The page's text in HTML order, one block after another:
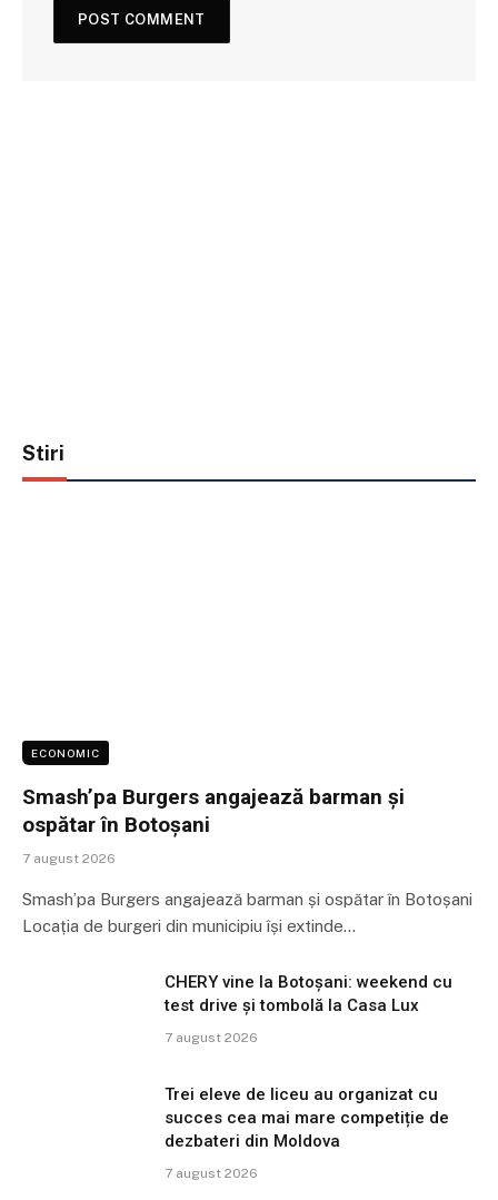
Stiri
ECONOMIC
Smash’pa Burgers angajează barman și
ospătar în Botoșani
7 august 2026
Smash’pa Burgers angajează barman și ospătar în Botoșani
Locația de burgeri din municipiu își extinde…
CHERY vine la Botoșani: weekend cu
test drive și tombolă la Casa Lux
7 august 2026
Trei eleve de liceu au organizat cu
succes cea mai mare competiție de
dezbateri din Moldova
7 august 2026